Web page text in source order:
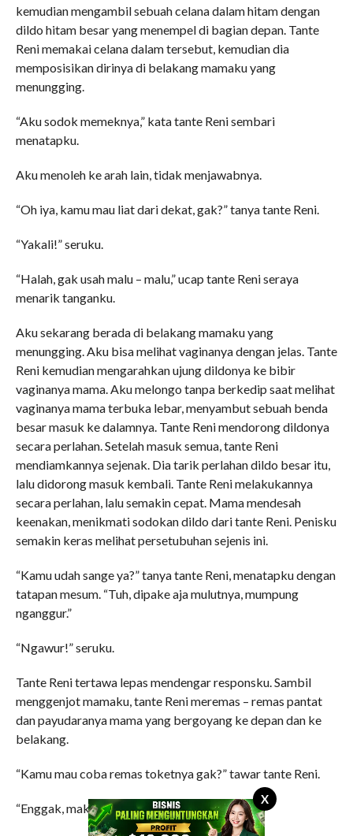
X
kemudian mengambil sebuah celana dalam hitam dengan
dildo hitam besar yang menempel di bagian depan. Tante
Reni memakai celana dalam tersebut, kemudian dia
memposisikan dirinya di belakang mamaku yang
menungging.
“Aku sodok memeknya,” kata tante Reni sembari
menatapku.
Aku menoleh ke arah lain, tidak menjawabnya.
“Oh iya, kamu mau liat dari dekat, gak?” tanya tante Reni.
“Yakali!” seruku.
“Halah, gak usah malu – malu,” ucap tante Reni seraya
menarik tanganku.
Aku sekarang berada di belakang mamaku yang
menungging. Aku bisa melihat vaginanya dengan jelas. Tante
Reni kemudian mengarahkan ujung dildonya ke bibir
vaginanya mama. Aku melongo tanpa berkedip saat melihat
vaginanya mama terbuka lebar, menyambut sebuah benda
besar masuk ke dalamnya. Tante Reni mendorong dildonya
secara perlahan. Setelah masuk semua, tante Reni
mendiamkannya sejenak. Dia tarik perlahan dildo besar itu,
lalu didorong masuk kembali. Tante Reni melakukannya
secara perlahan, lalu semakin cepat. Mama mendesah
keenakan, menikmati sodokan dildo dari tante Reni. Penisku
semakin keras melihat persetubuhan sejenis ini.
“Kamu udah sange ya?” tanya tante Reni, menatapku dengan
tatapan mesum. “Tuh, dipake aja mulutnya, mumpung
nganggur.”
“Ngawur!” seruku.
Tante Reni tertawa lepas mendengar responsku. Sambil
menggenjot mamaku, tante Reni meremas – remas pantat
dan payudaranya mama yang bergoyang ke depan dan ke
belakang.
“Kamu mau coba remas toketnya gak?” tawar tante Reni.
“Enggak, makasih!” tolakku.